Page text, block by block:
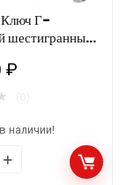
Г-
шестигранный
₽
наличии!